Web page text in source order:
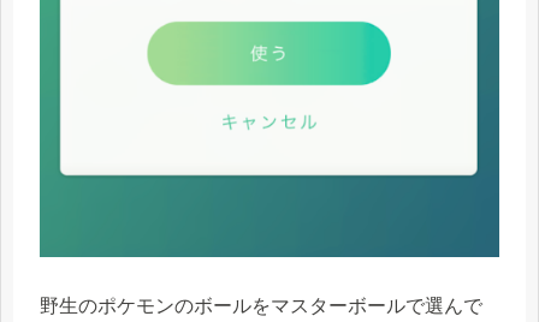
野生のポケモンのボールをマスターボールで選んで